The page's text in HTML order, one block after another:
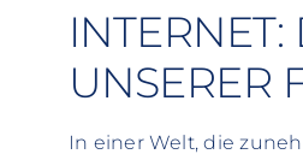
UNSERER
In einer Welt, die